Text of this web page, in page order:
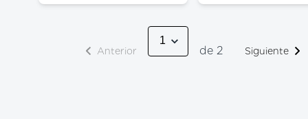
Anterior de 2 Siguiente